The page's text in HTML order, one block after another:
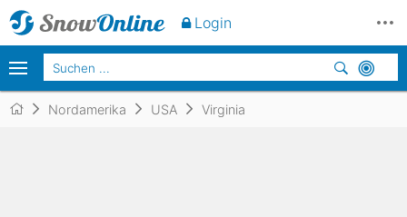
Nordamerika USA Virginia
Login